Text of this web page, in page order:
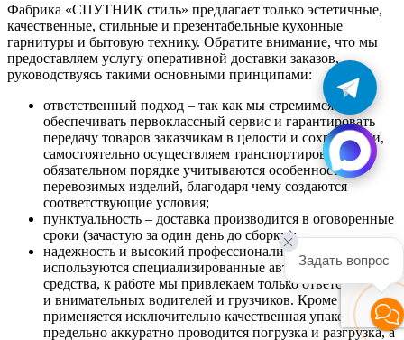
Фабрика «СПУТНИК стиль» предлагает только эстетичные,
качественные, стильные и презентабельные кухонные
гарнитуры и бытовую технику. Обратите внимание, что мы
предоставляем услугу оперативной доставки заказов,
руководствуясь такими основными принципами:
ответственный подход – так как мы стремимся
обеспечивать первоклассный сервис и гарантировать
передачу товаров заказчикам в целости и сохранности,
самостоятельно осуществляем транспортировку. В
обязательном порядке учитываются особенности
перевозимых изделий, благодаря чему создаются
соответствующие условия;
пунктуальность – доставка производится в оговоренные
сроки (зачастую за один день до сборки);
надежность и высокий профессионализм –
используются специализированные автотранспортные
средства, к работе мы привлекаем только ответственных
и внимательных водителей и грузчиков. Кроме того,
применяется исключительно качественная упаковка,
предельно аккуратно проводится погрузка и разгрузка, а
Задать вопрос